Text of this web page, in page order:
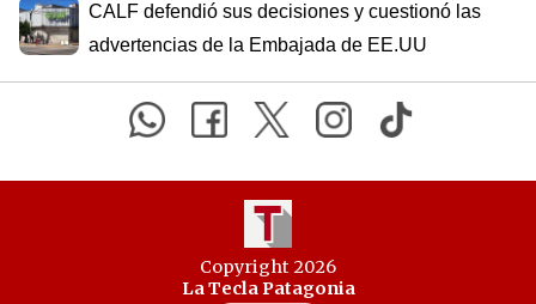
CALF defendió sus decisiones y cuestionó las
advertencias de la Embajada de EE.UU
Copyright 2026
La Tecla Patagonia